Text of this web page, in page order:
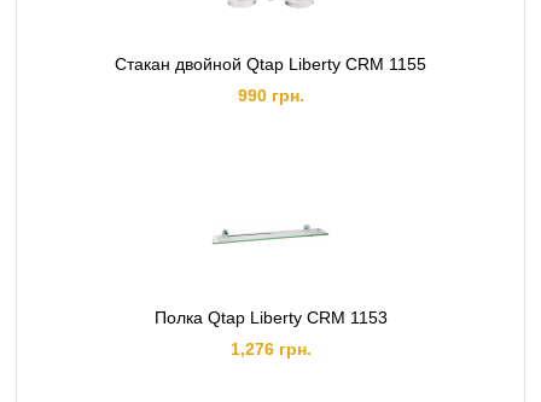
Стакан двойной Qtap Liberty CRM 1155
990 грн.
Полка Qtap Liberty CRM 1153
1,276 грн.